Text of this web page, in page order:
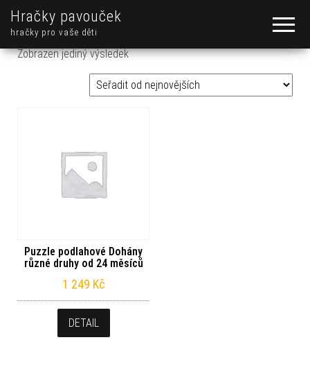
Hračky pavouček
hračky pro vaše děti
Zobrazen jediný výsledek
Puzzle podlahové Dohány
různé druhy od 24 měsíců
1 249 Kč
DETAIL